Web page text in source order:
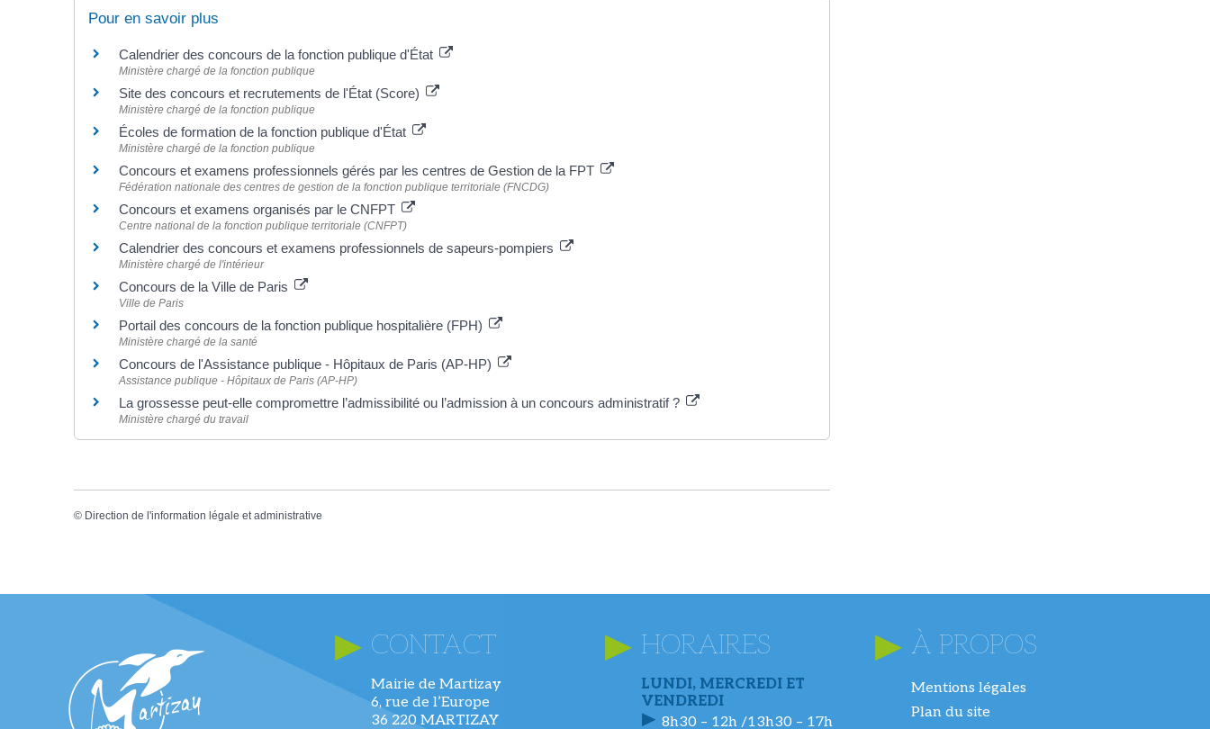
Pour en savoir plus
Calendrier des concours de la fonction publique d'État
Ministère chargé de la fonction publique
Site des concours et recrutements de l'État (Score)
Ministère chargé de la fonction publique
Écoles de formation de la fonction publique d'État
Ministère chargé de la fonction publique
Concours et examens professionnels gérés par les centres de Gestion de la FPT
Fédération nationale des centres de gestion de la fonction publique territoriale (FNCDG)
Concours et examens organisés par le CNFPT
Centre national de la fonction publique territoriale (CNFPT)
Calendrier des concours et examens professionnels de sapeurs-pompiers
Ministère chargé de l'intérieur
Concours de la Ville de Paris
Ville de Paris
Portail des concours de la fonction publique hospitalière (FPH)
Ministère chargé de la santé
Concours de l'Assistance publique - Hôpitaux de Paris (AP-HP)
Assistance publique - Hôpitaux de Paris (AP-HP)
La grossesse peut-elle compromettre l’admissibilité ou l’admission à un concours administratif ?
Ministère chargé du travail
© Direction de l'information légale et administrative
CONTACT
Mairie de Martizay
6, rue de l’Europe
36 220 MARTIZAY
HORAIRES
LUNDI, MERCREDI ET
VENDREDI
8h30 – 12h /13h30 – 17h
À PROPOS
Mentions légales
Plan du site